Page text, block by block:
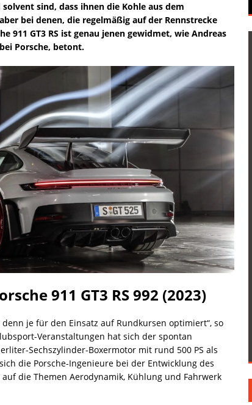
sind, dass ihnen die Kohle aus dem
bei denen, die regelmäßig auf der Rennstrecke
911 GT3 RS ist genau jenen gewidmet, wie Andreas
Porsche, betont.
911 GT3 RS 992 (2023)
denn je für den Einsatz auf Rundkursen optimiert“, so
Veranstaltungen hat sich der spontan
Sechszylinder-Boxermotor mit rund 500 PS als
die Porsche-Ingenieure bei der Entwicklung des
auf die Themen Aerodynamik, Kühlung und Fahrwerk